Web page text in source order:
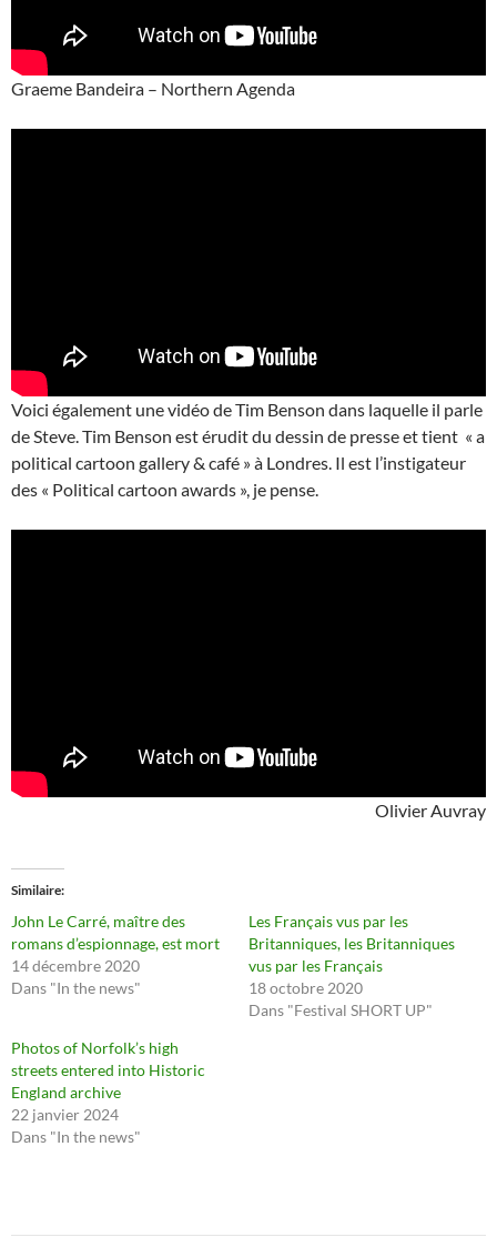
Graeme Bandeira – Northern Agenda
Voici également une vidéo de Tim Benson dans laquelle il parle
de Steve. Tim Benson est érudit du dessin de presse et tient « a
political cartoon gallery & café » à Londres. Il est l’instigateur
des « Political cartoon awards », je pense.
Olivier Auvray
Similaire
John Le Carré, maître des
romans d’espionnage, est mort
14 décembre 2020
Dans "In the news"
Les Français vus par les
Britanniques, les Britanniques
vus par les Français
18 octobre 2020
Dans "Festival SHORT UP"
Photos of Norfolk’s high
streets entered into Historic
England archive
22 janvier 2024
Dans "In the news"